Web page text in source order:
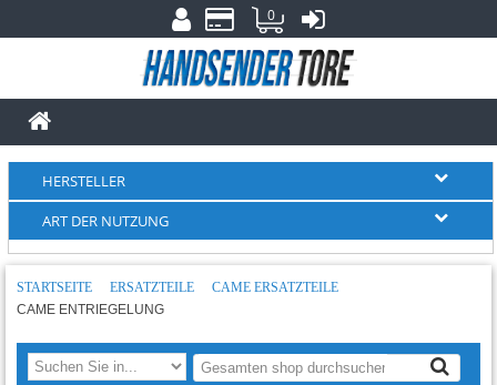
0
HERSTELLER
ART DER NUTZUNG
STARTSEITE ERSATZTEILE
CAME ERSATZTEILE
CAME ENTRIEGELUNG